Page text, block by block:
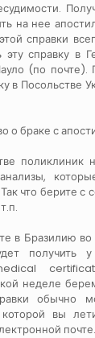
на нее
справки
эту справку в
(по почте).
в Посольстве
о браке с
поликлиник
что берите с
в Бразилию
получить у
неделе
обычно
которой вы
почте.